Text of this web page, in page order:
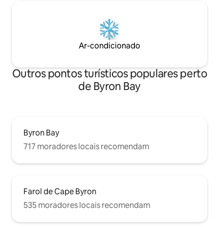
Ar-condicionado
Outros pontos turísticos populares perto
de Byron Bay
Byron Bay
717 moradores locais recomendam
Farol de Cape Byron
535 moradores locais recomendam